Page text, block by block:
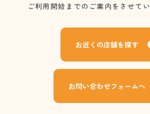
ご利用開始までのご案内をさせてい
お近くの店舗を探す
お問い合わせフォームへ